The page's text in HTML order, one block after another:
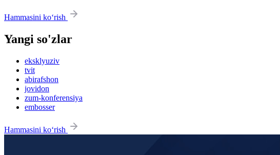
Hammasini ko‘rish
Yangi so'zlar
eksklyuziv
tvit
abirafshon
jovidon
zum-konferensiya
embosser
Hammasini ko‘rish